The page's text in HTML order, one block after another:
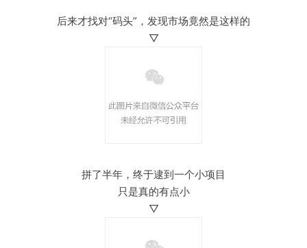
后来才找对“码头”，发现市场竟然是这样的
▽
拼了半年，终于逮到一个小项目
只是真的有点小
▽